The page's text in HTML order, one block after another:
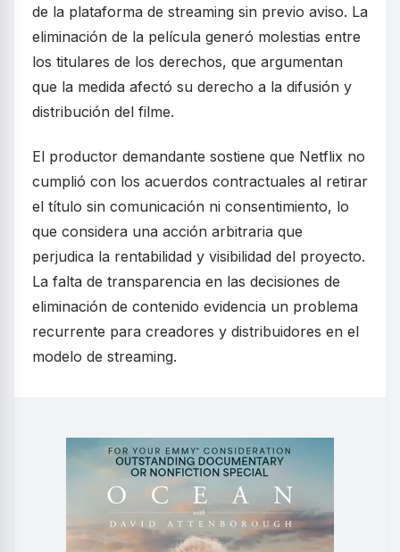
de la plataforma de streaming sin previo aviso. La
eliminación de la película generó molestias entre
los titulares de los derechos, que argumentan
que la medida afectó su derecho a la difusión y
distribución del filme.
El productor demandante sostiene que Netflix no
cumplió con los acuerdos contractuales al retirar
el título sin comunicación ni consentimiento, lo
que considera una acción arbitraria que
perjudica la rentabilidad y visibilidad del proyecto.
La falta de transparencia en las decisiones de
eliminación de contenido evidencia un problema
recurrente para creadores y distribuidores en el
modelo de streaming.